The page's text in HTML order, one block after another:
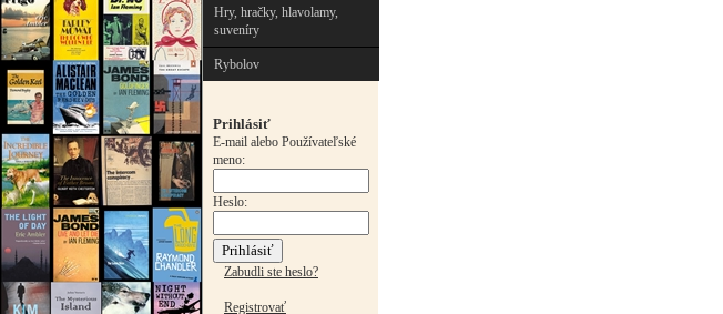
Hry, hračky, hlavolamy,
suveníry
Rybolov
Prihlásiť
E-mail alebo Používateľské
meno:
Heslo:
Zabudli ste heslo?
Registrovať